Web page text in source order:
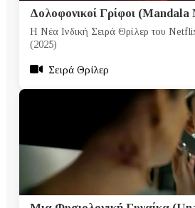
Δολοφονικοί Γρίφοι
Η Νέα Ινδική Σειρά Θρίλερ του
(2025)
Σειρά Θρίλερ